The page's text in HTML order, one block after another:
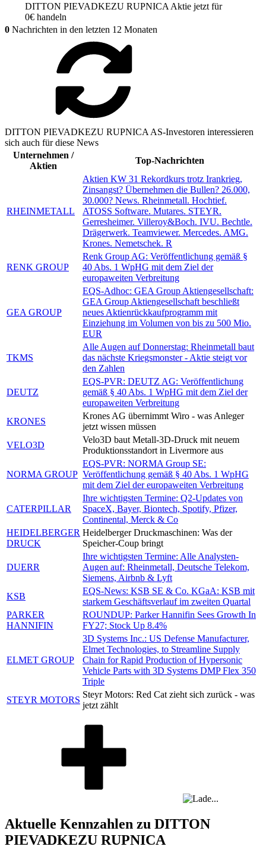
DITTON PIEVADKEZU RUPNICA Aktie jetzt für
0€ handeln
0 Nachrichten in den letzten 12 Monaten
DITTON PIEVADKEZU RUPNICA AS-Investoren interessieren
sich auch für diese News
Unternehmen /
Aktien
Top-Nachrichten
RHEINMETALL
Aktien KW 31 Rekordkurs trotz Irankrieg,
Zinsangst? Übernehmen die Bullen? 26.000,
30.000? News. Rheinmetall. Hochtief.
ATOSS Software. Mutares. STEYR.
Gerresheimer. Villeroy&Boch. IVU. Bechtle.
Drägerwerk. Teamviewer. Mercedes. AMG.
Krones. Nemetschek. R
RENK GROUP
Renk Group AG: Veröffentlichung gemäß §
40 Abs. 1 WpHG mit dem Ziel der
europaweiten Verbreitung
GEA GROUP
EQS-Adhoc: GEA Group Aktiengesellschaft:
GEA Group Aktiengesellschaft beschließt
neues Aktienrückkaufprogramm mit
Einziehung im Volumen von bis zu 500 Mio.
EUR
TKMS
Alle Augen auf Donnerstag: Rheinmetall baut
das nächste Kriegsmonster - Aktie steigt vor
den Zahlen
DEUTZ
EQS-PVR: DEUTZ AG: Veröffentlichung
gemäß § 40 Abs. 1 WpHG mit dem Ziel der
europaweiten Verbreitung
KRONES
Krones AG übernimmt Wiro - was Anleger
jetzt wissen müssen
VELO3D
Velo3D baut Metall-3D-Druck mit neuem
Produktionsstandort in Livermore aus
NORMA GROUP
EQS-PVR: NORMA Group SE:
Veröffentlichung gemäß § 40 Abs. 1 WpHG
mit dem Ziel der europaweiten Verbreitung
CATERPILLAR
Ihre wichtigsten Termine: Q2-Updates von
SpaceX, Bayer, Biontech, Spotify, Pfizer,
Continental, Merck & Co
HEIDELBERGER
DRUCK
Heidelberger Druckmaschinen: Was der
Speicher-Coup bringt
DUERR
Ihre wichtigsten Termine: Alle Analysten-
Augen auf: Rheinmetall, Deutsche Telekom,
Siemens, Airbnb & Lyft
KSB
EQS-News: KSB SE & Co. KGaA: KSB mit
starkem Geschäftsverlauf im zweiten Quartal
PARKER
HANNIFIN
ROUNDUP: Parker Hannifin Sees Growth In
FY27; Stock Up 8.4%
ELMET GROUP
3D Systems Inc.: US Defense Manufacturer,
Elmet Technologies, to Streamline Supply
Chain for Rapid Production of Hypersonic
Vehicle Parts with 3D Systems DMP Flex 350
Triple
STEYR MOTORS
Steyr Motors: Red Cat zieht sich zurück - was
jetzt zählt
Aktuelle Kennzahlen zu DITTON
PIEVADKEZU RUPNICA